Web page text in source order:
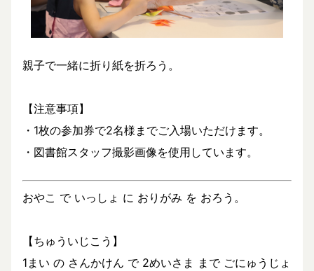
親子で一緒に折り紙を折ろう。
【注意事項】
・1枚の参加券で2名様までご入場いただけます。
・図書館スタッフ撮影画像を使用しています。
おやこ で いっしょ に おりがみ を おろう。
【ちゅういじこう】
1まい の さんかけん で 2めいさま まで ごにゅうじょ